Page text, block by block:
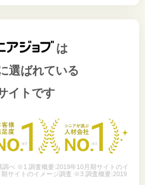
は
選ばれている
イトです
べ ※1 調査概要:2019年10月期サイトのイ
サイトのイメージ調査 ※3 調査概要:2019